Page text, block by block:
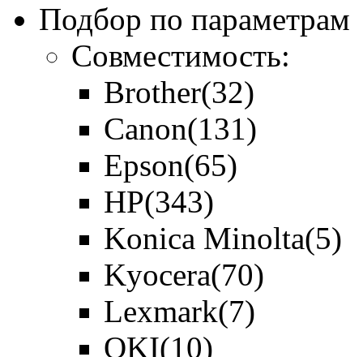
Подбор по параметрам
Совместимость:
Brother(32)
Canon(131)
Epson(65)
HP(343)
Konica Minolta(5)
Kyocera(70)
Lexmark(7)
OKI(10)